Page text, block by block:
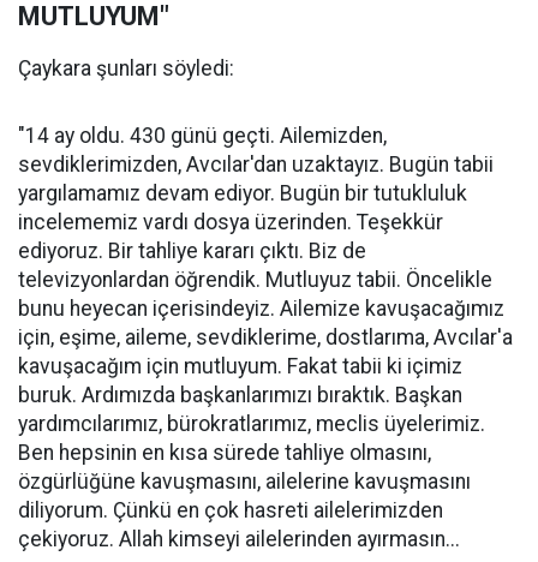
MUTLUYUM"
Çaykara şunları söyledi:
"14 ay oldu. 430 günü geçti. Ailemizden,
sevdiklerimizden, Avcılar'dan uzaktayız. Bugün tabii
yargılamamız devam ediyor. Bugün bir tutukluluk
incelememiz vardı dosya üzerinden. Teşekkür
ediyoruz. Bir tahliye kararı çıktı. Biz de
televizyonlardan öğrendik. Mutluyuz tabii. Öncelikle
bunu heyecan içerisindeyiz. Ailemize kavuşacağımız
için, eşime, aileme, sevdiklerime, dostlarıma, Avcılar'a
kavuşacağım için mutluyum. Fakat tabii ki içimiz
buruk. Ardımızda başkanlarımızı bıraktık. Başkan
yardımcılarımız, bürokratlarımız, meclis üyelerimiz.
Ben hepsinin en kısa sürede tahliye olmasını,
özgürlüğüne kavuşmasını, ailelerine kavuşmasını
diliyorum. Çünkü en çok hasreti ailelerimizden
çekiyoruz. Allah kimseyi ailelerinden ayırmasın...